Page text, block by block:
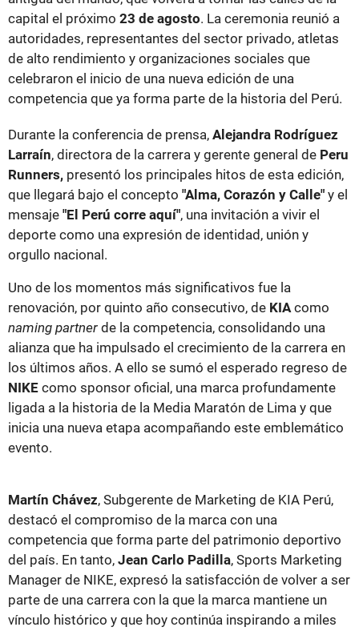
capital el próximo 23 de agosto. La ceremonia reunió a
autoridades, representantes del sector privado, atletas
de alto rendimiento y organizaciones sociales que
celebraron el inicio de una nueva edición de una
competencia que ya forma parte de la historia del Perú.
Durante la conferencia de prensa, Alejandra Rodríguez
Larraín, directora de la carrera y gerente general de Peru
Runners, presentó los principales hitos de esta edición,
que llegará bajo el concepto "Alma, Corazón y Calle" y el
mensaje "El Perú corre aquí", una invitación a vivir el
deporte como una expresión de identidad, unión y
orgullo nacional.
Uno de los momentos más significativos fue la
renovación, por quinto año consecutivo, de KIAcomo
naming partner de la competencia, consolidando una
alianza que ha impulsado el crecimiento de la carrera en
los últimos años. A ello se sumó el esperado regreso de
NIKE como sponsor oficial, una marca profundamente
ligada a la historia de la Media Maratón de Lima y que
inicia una nueva etapa acompañando este emblemático
evento.
Martín Chávez, Subgerente de Marketing de KIA Perú,
destacó el compromiso de la marca con una
competencia que forma parte del patrimonio deportivo
del país. En tanto, Jean Carlo Padilla, Sports Marketing
Manager de NIKE, expresó la satisfacción de volver a ser
parte de una carrera con la que la marca mantiene un
vínculo histórico y que hoy continúa inspirando a miles